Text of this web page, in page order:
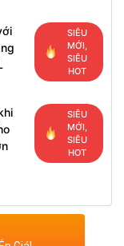
SIÊU
MỚI,
SIÊU
HOT
SIÊU
MỚI,
SIÊU
HOT